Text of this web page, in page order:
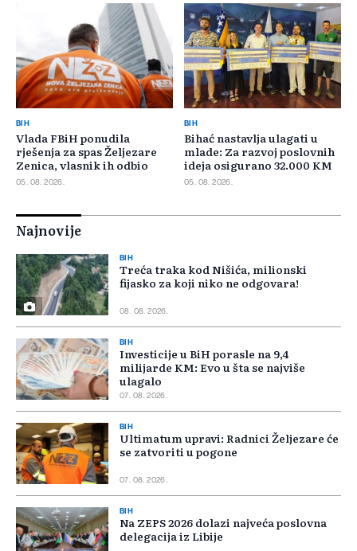
BIH
Vlada FBiH ponudila
rješenja za spas Željezare
Zenica, vlasnik ih odbio
05. 08. 2026.
BIH
Bihać nastavlja ulagati u
mlade: Za razvoj poslovnih
ideja osigurano 32.000 KM
05. 08. 2026.
Najnovije
BIH
Treća traka kod Nišića, milionski
fijasko za koji niko ne odgovara!
08. 08. 2026.
BIH
Investicije u BiH porasle na 9,4
milijarde KM: Evo u šta se najviše
ulagalo
07. 08. 2026.
BIH
Ultimatum upravi: Radnici Željezare će
se zatvoriti u pogone
07. 08. 2026.
BIH
Na ZEPS 2026 dolazi najveća poslovna
delegacija iz Libije